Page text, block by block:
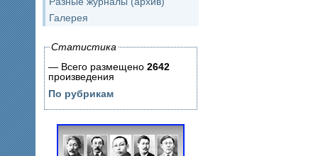
Галерея
Статистика
— Всего размещено 2642
произведения
По рубрикам